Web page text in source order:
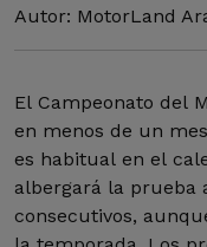
Autor: MotorLand
El Campeonato del
en menos de un
es habitual en el
albergará la prueba
consecutivos,